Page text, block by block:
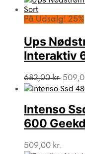
var:
På Udsalg! 25%
Ups
Interaktiv
682,00kr. Den
var:
Intenso
600 Geekd
509,00 kr.